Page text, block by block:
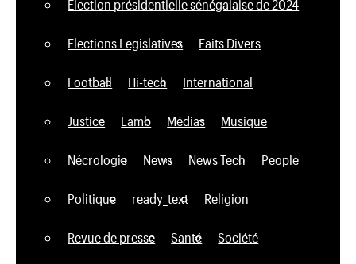
Élection présidentielle sénégalaise de 2024
Elections Legislatives Faits Divers
Football Hi-tech International
Justice Lamb Médias Musique
Nécrologie News News Tech People
Politique ready_text Religion
Revue de presse Santé Société